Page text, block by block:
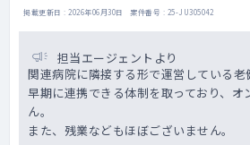
掲載更新日 : 2026年06月30日 案件番号 : 25-JU305042
担当エージェントより
関連病院に隣接する形で運営している老
早期に連携できる体制を取っており、オ
ん。
また、残業などもほぼございません。